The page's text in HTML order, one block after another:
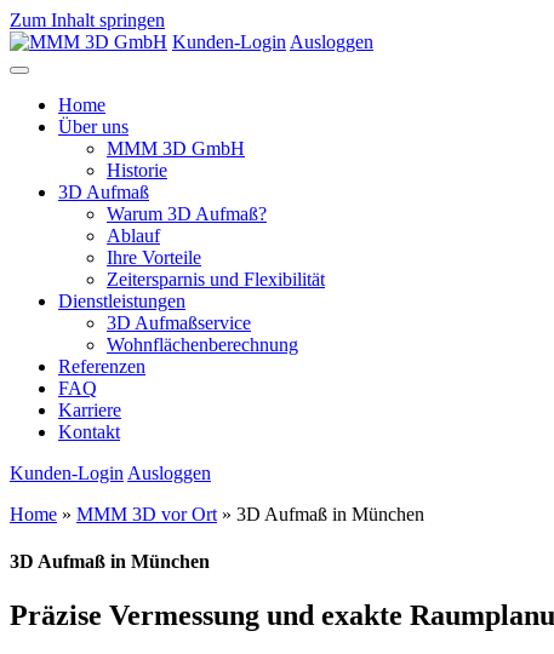
Zum Inhalt springen
Kunden-Login Ausloggen
Home
Über uns
MMM 3D GmbH
Historie
3D Aufmaß
Warum 3D Aufmaß?
Ablauf
Ihre Vorteile
Zeitersparnis und Flexibilität
Dienstleistungen
3D Aufmaßservice
Wohnflächenberechnung
Referenzen
FAQ
Karriere
Kontakt
Kunden-Login Ausloggen
Home » MMM 3D vor Ort » 3D Aufmaß in München
3D Aufmaß in München
Präzise Vermessung und exakte